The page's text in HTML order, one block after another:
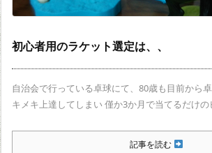
初心者用のラケット選定は、、
自治会で行っている卓球にて、80歳も目前から
キメキ上達してしまい 僅か3か月で当てるだけの
記事を読む